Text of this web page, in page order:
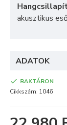
akusztikus
ADATOK
RAKTÁRON
Cikkszám: 1046